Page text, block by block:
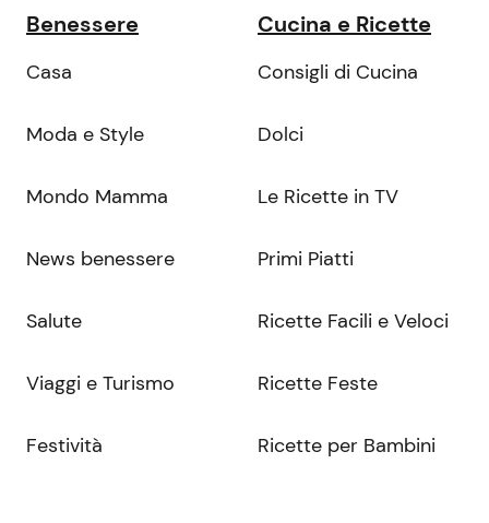
Benessere
Casa
Moda e Style
Mondo Mamma
News benessere
Salute
Viaggi e Turismo
Festività
Cucina e Ricette
Consigli di Cucina
Dolci
Le Ricette in TV
Primi Piatti
Ricette Facili e Veloci
Ricette Feste
Ricette per Bambini